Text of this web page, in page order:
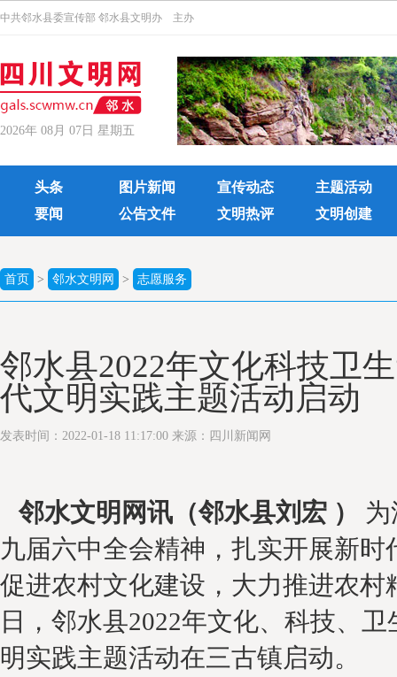
中共邻水县委宣传部 邻水县文明办 主办
2026年 08月 07日 星期五
头条 图片新闻 宣传动态
主题活动
要闻
公告文件 文明热评 文明创建
首页 > 邻水文明网 > 志愿服务
邻水县2022年文化科技卫
代文明实践主题活动启动
发表时间：2022-01-18 11:17:00 来源：四川新闻网
邻水文明网讯（邻水县刘宏 ）
九届六中全会精神，扎实开展新
促进农村文化建设，大力推进农村
日，邻水县2022年文化、科技、
明实践主题活动在三古镇启动。